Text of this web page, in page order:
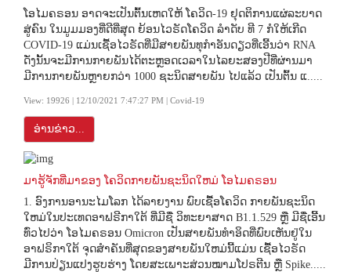
ໂອໄມຄຣອນ ອາດຈະເປັນຕົ້ນເຫດໃຫ້ ໂຄວິດ-19 ຢຸດຕິການແຜ່ລະບາດ
ສູ່ຄົນ ໃນມູມມອງທີ່ດີທີ່ສຸດ ຍ້ອນໄວຣັດໂຄວິດ ລຳດັບ ທີ 7 ກໍໃຫ້ເກີດ
COVID-19 ແມ່ນເຊື້ອໄວຣັດທີ່ມີສາຍພັນທຸກໍາອັນດຽວທີ່ເອີ້ນວ່າ RNA
ດັ່ງນັ້ນຈະມີການກາຍພັນໄດ້ຕະຫຼອດເວລາໃນໄລຍະສອງປີທີ່ຜ່ານມາ
ມີການກາຍພັນຫຼາຍກວ່າ 1000 ຊະນິດສາຍພັນ ໄປແລ້ວ ເປັນຕົ້ນ ແ.....
View: 19926 | 12/10/2021 7:47:27 PM | Covid-19
ອ່ານຂ່າວ...
ມາຮູ້ຈັກທີ່ມາຂອງ ໂຄວິດກາຍພັນຊະນິດໃຫມ່ ໂອໄມຄຣອນ
1. ອົງການອານະໄມໂລກ ໄດ້ລາຍງານ ພົບເຊື້ອໂຄວິດ ກາຍພັນຊະນິດ
ໃຫມ່ໃນປະເທດອາຟຣີກາໃຕ້ ທີ່ມີຊື່ ວິທະຍາສາດ B1.1.529 ຫຼື ມີຊື່ເອີ້ນ
ທົ່ວໄປວ່າ ໂອໄມຄຣອນ Omicron ເປັນສາຍພັນທໍາອິດທີ່ພົບເຫັນຢູ່ໃນ
ອາຟຣິກາໃຕ້ ຈຸດສໍາຄັນທີ່ສຸດຂອງສາຍພັນໃຫມ່ນີ້ແມ່ນ ເຊື້ອໄວຣັດ
ມີການປ່ຽນແປງຮູບຮ່າງ ໂດຍສະເພາະສ່ວນໝາມໂປຣຕີນ ຫຼື Spike.....